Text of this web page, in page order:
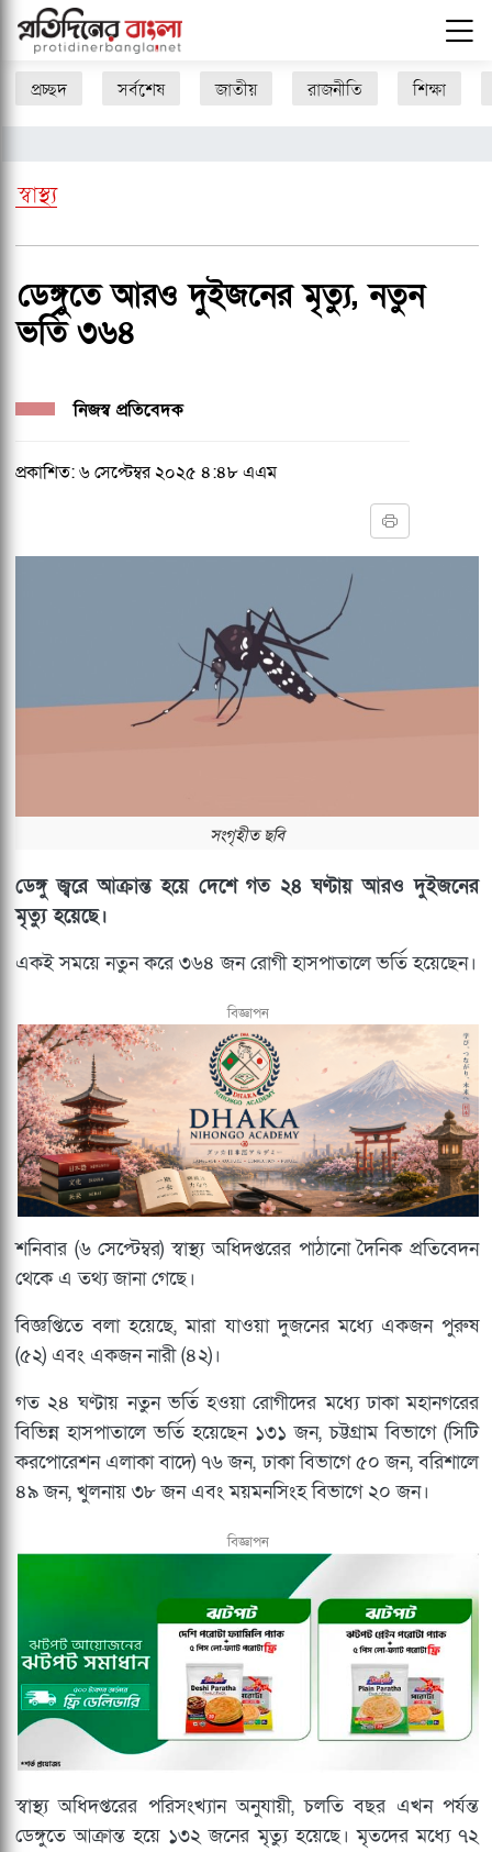
প্রচ্ছদ সর্বশেষ জাতীয় রাজনীতি শিক্ষা
স্বাস্থ্য
ডেঙ্গুতে আরও দুইজনের মৃত্যু, নতুন
ভর্তি ৩৬৪
নিজস্ব প্রতিবেদক
প্রকাশিত: ৬ সেপ্টেম্বর ২০২৫ ৪:৪৮ এএম
সংগৃহীত ছবি
ডেঙ্গু জ্বরে আক্রান্ত হয়ে দেশে গত ২৪ ঘণ্টায় আরও দুইজনের
মৃত্যু হয়েছে।
একই সময়ে নতুন করে ৩৬৪ জন রোগী হাসপাতালে ভর্তি হয়েছেন।
বিজ্ঞাপন
শনিবার (৬ সেপ্টেম্বর) স্বাস্থ্য অধিদপ্তরের পাঠানো দৈনিক প্রতিবেদন
থেকে এ তথ্য জানা গেছে।
বিজ্ঞপ্তিতে বলা হয়েছে, মারা যাওয়া দুজনের মধ্যে একজন পুরুষ
(৫২) এবং একজন নারী (৪২)।
গত ২৪ ঘণ্টায় নতুন ভর্তি হওয়া রোগীদের মধ্যে ঢাকা মহানগরের
বিভিন্ন হাসপাতালে ভর্তি হয়েছেন ১৩১ জন, চট্টগ্রাম বিভাগে (সিটি
করপোরেশন এলাকা বাদে) ৭৬ জন, ঢাকা বিভাগে ৫০ জন, বরিশালে
৪৯ জন, খুলনায় ৩৮ জন এবং ময়মনসিংহ বিভাগে ২০ জন।
বিজ্ঞাপন
স্বাস্থ্য অধিদপ্তরের পরিসংখ্যান অনুযায়ী, চলতি বছর এখন পর্যন্ত
ডেঙ্গুতে আক্রান্ত হয়ে ১৩২ জনের মৃত্যু হয়েছে। মৃতদের মধ্যে ৭২